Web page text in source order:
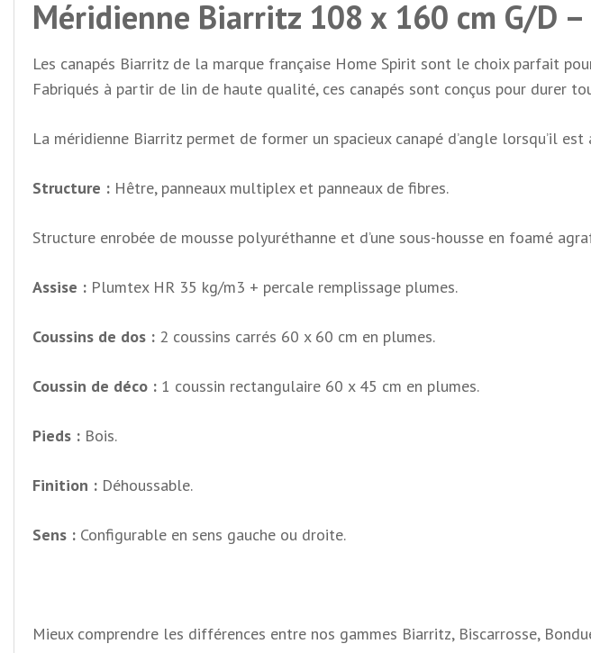
Méridienne Biarritz 108 x 160 cm G/D
Les canapés Biarritz de la marque française Home Spirit sont le choix parfait
Fabriqués à partir de lin de haute qualité, ces canapés sont conçus pour durer
La méridienne Biarritz permet de former un spacieux canapé d’angle lorsqu’il
Structure : Hêtre, panneaux multiplex et panneaux de fibres.
Structure enrobée de mousse polyuréthanne et d’une sous-housse en foamé
Assise : Plumtex HR 35 kg/m3 + percale remplissage plumes.
Coussins de dos : 2 coussins carrés 60 x 60 cm en plumes.
Coussin de déco : 1 coussin rectangulaire 60 x 45 cm en plumes.
Pieds : Bois.
Finition : Déhoussable.
Sens : Configurable en sens gauche ou droite.
Mieux comprendre les différences entre nos gammes Biarritz, Biscarrosse,